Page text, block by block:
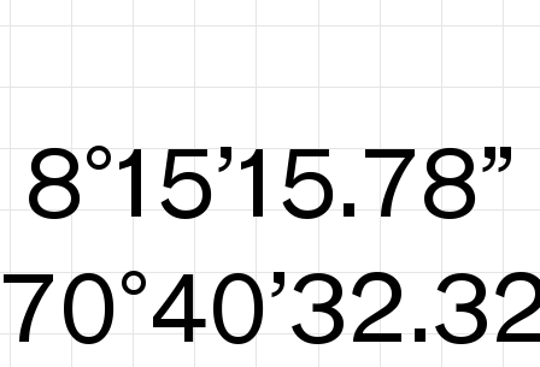
8°15’16.07”